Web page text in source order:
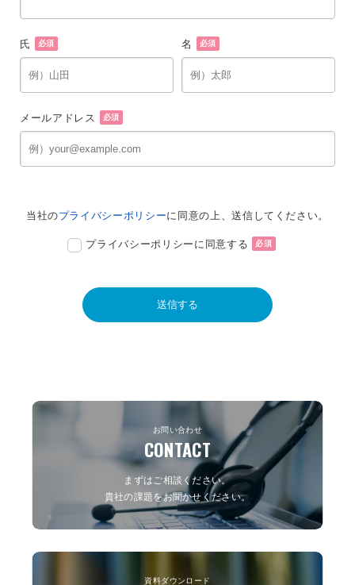
氏 必須 名 必須
メールアドレス 必須
当社のプライバシーポリシーに同意の上、送信してください。
プライバシーポリシーに同意する 必須
資料ダウンロード
お問い合わせ
CONTACT
まずはご相談ください。
貴社の課題をお聞かせください。